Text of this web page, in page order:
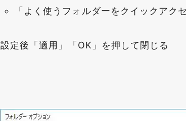
「よく使うフォルダーをクイックアク
設定後「適用」「OK」を押して閉じる